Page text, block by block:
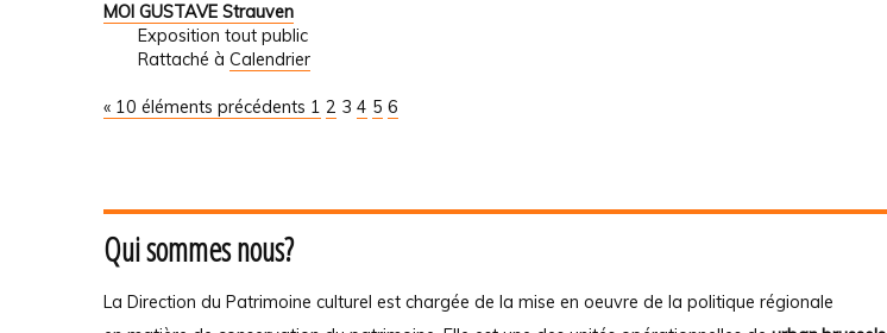
MOI GUSTAVE Strauven
Exposition tout public
Rattaché à Calendrier
« 10 éléments précédents 1 2 3 4 5 6
Qui sommes nous?
La Direction du Patrimoine culturel est chargée de la mise en oeuvre de la politique régionale